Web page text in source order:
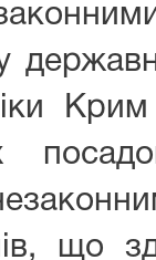
що